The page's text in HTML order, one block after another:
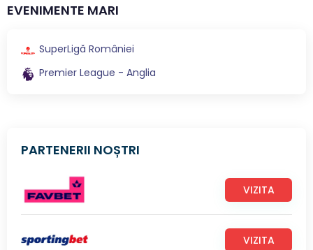
EVENIMENTE MARI
SuperLigă României
Premier League - Anglia
PARTENERII NOȘTRI
VIZITA
VIZITA